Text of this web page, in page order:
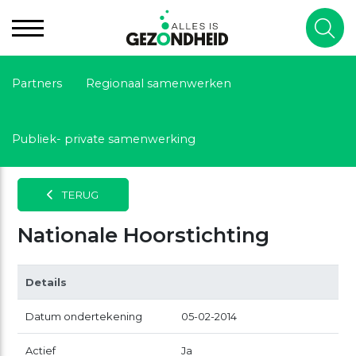
Partners Regionaal samenwerken
Publiek- private samenwerking
TERUG
Nationale Hoorstichting
Details
Datum ondertekening 05-02-2014
Actief Ja